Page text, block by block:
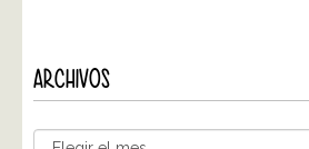
ARCHIVOS